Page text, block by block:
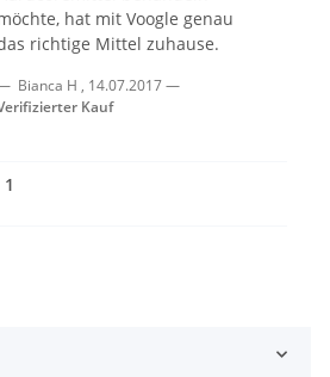
hat mit Voogle genau
richtige Mittel zuhause.
Bianca H , 14.07.2017
Kauf